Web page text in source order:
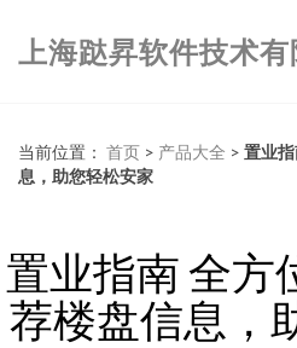
上海跶昇软件技术有
当前位置： 首页 > 产品大全 > 置业
息，助您轻松安家
置业指南 全方
荐楼盘信息，